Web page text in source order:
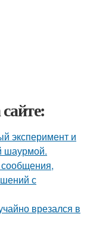
эксперимент и
шаурмой.
с
врезался в